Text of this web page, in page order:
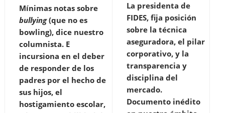
Mínimas notas sobre
bullying(que no es
bowling), dice nuestro
columnista. E
incursiona en el deber
de responder de los
padres por el hecho de
sus hijos, el
hostigamiento escolar,
La presidenta de
FIDES, fija posición
sobre la técnica
aseguradora, el pilar
corporativo, y la
transparencia y
disciplina del
mercado.
Documento inédito